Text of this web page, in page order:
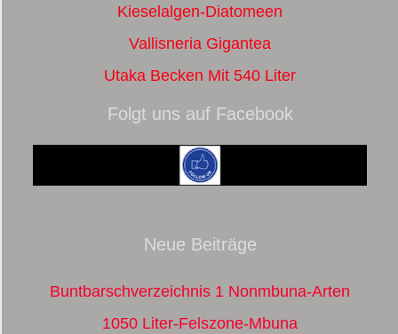
Kieselalgen-Diatomeen
Vallisneria Gigantea
Utaka Becken Mit 540 Liter
Folgt uns auf Facebook
Neue Beiträge
Buntbarschverzeichnis 1 Nonmbuna-Arten
1050 Liter-Felszone-Mbuna